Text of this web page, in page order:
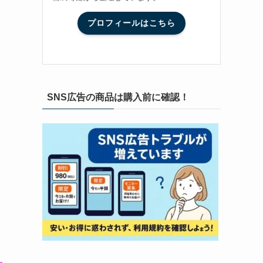
プロフィールはこちら
SNS広告の商品は購入前に確認！